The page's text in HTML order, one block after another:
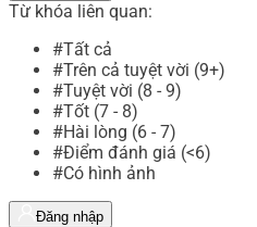
Từ khóa liên quan:
#Tất cả
#Trên cả tuyệt vời (9+)
#Tuyệt vời (8 - 9)
#Tốt (7 - 8)
#Hài lòng (6 - 7)
#Điểm đánh giá (<6)
#Có hình ảnh
Đăng nhập